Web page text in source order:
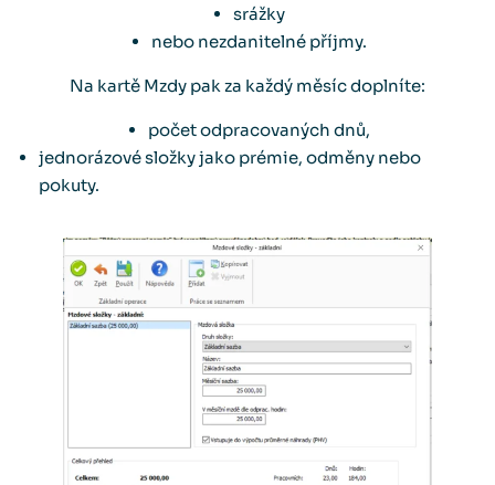
srážky
nebo nezdanitelné příjmy.
Na kartě Mzdy pak za každý měsíc doplníte:
počet odpracovaných dnů,
jednorázové složky jako prémie, odměny nebo
pokuty.